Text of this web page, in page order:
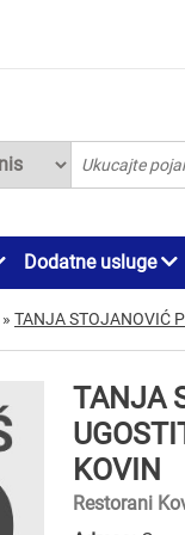
Dodatne usluge
» TANJA STOJANOVIĆ
TANJA
KOVIN
Restorani